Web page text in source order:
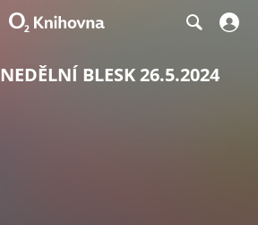
NEDĚLNÍ BLESK 26.5.2024